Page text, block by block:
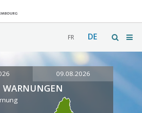
FR DE
09.08.2026
WARNUNGEN